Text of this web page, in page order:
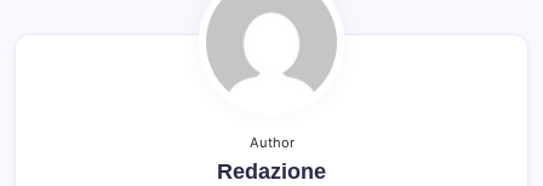
Author
Redazione